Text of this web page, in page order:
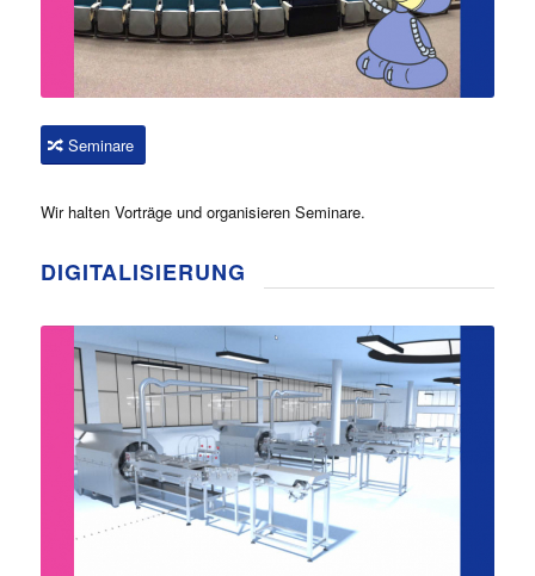
Seminare
Wir halten Vorträge und organisieren Seminare.
DIGITALISIERUNG